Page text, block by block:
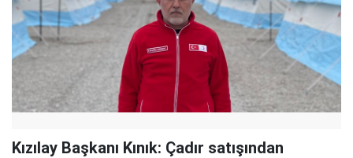
Kızılay Başkanı Kınık: Çadır satışından